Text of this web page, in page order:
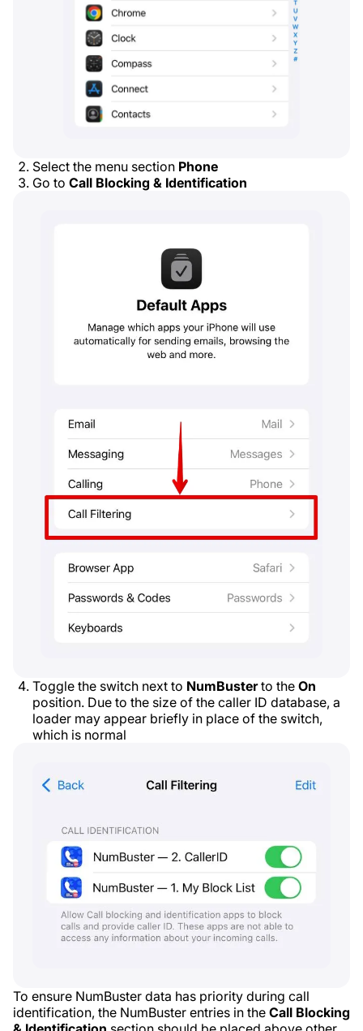
Select the menu section Phone
Go to Call Blocking & Identification
Toggle the switch next to NumBusterto the On
position. Due to the size of the caller ID database, a
loader may appear briefly in place of the switch,
which is normal
To ensure NumBuster data has priority during call
identification, the NumBuster entries in the Call Blocking